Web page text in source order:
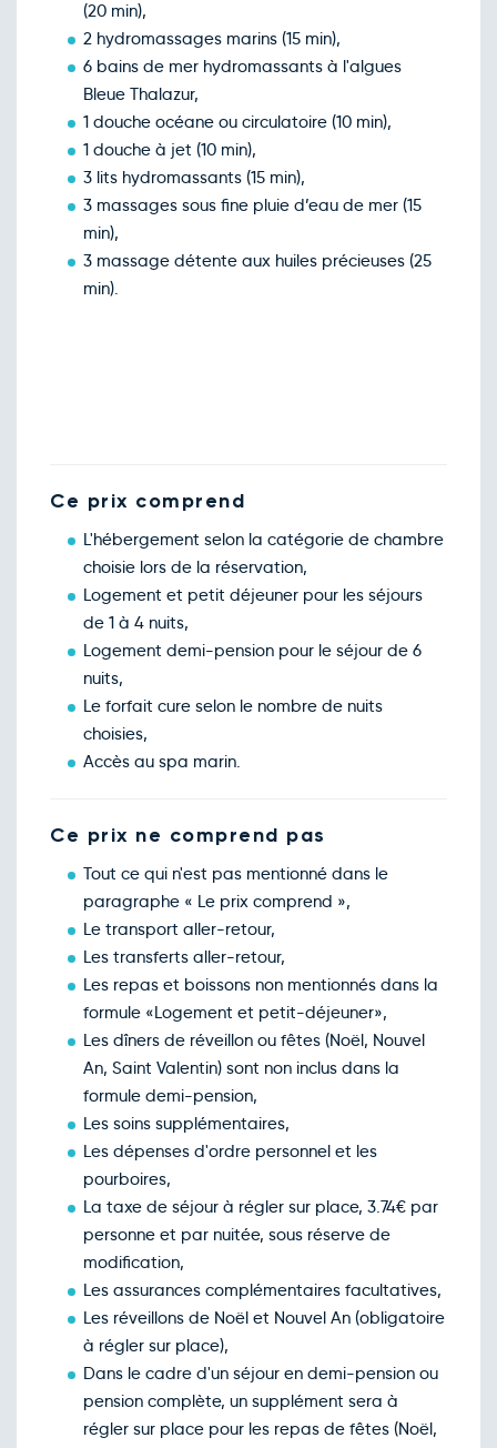
(20 min),
2 hydromassages marins (15 min),
6 bains de mer hydromassants à l'algues
Bleue Thalazur,
1 douche océane ou circulatoire (10 min),
1 douche à jet (10 min),
3 lits hydromassants (15 min),
3 massages sous fine pluie d’eau de mer (15
min),
3 massage détente aux huiles précieuses (25
min).
Ce prix comprend
L'hébergement selon la catégorie de chambre
choisie lors de la réservation,
Logement et petit déjeuner pour les séjours
de 1 à 4 nuits,
Logement demi-pension pour le séjour de 6
nuits,
Le forfait cure selon le nombre de nuits
choisies,
Accès au spa marin.
Ce prix ne comprend pas
Tout ce qui n'est pas mentionné dans le
paragraphe « Le prix comprend »,
Le transport aller-retour,
Les transferts aller-retour,
Les repas et boissons non mentionnés dans la
formule «Logement et petit-déjeuner»,
Les dîners de réveillon ou fêtes (Noël, Nouvel
An, Saint Valentin) sont non inclus dans la
formule demi-pension,
Les soins supplémentaires,
Les dépenses d'ordre personnel et les
pourboires,
La taxe de séjour à régler sur place, 3.74€ par
personne et par nuitée, sous réserve de
modification,
Les assurances complémentaires facultatives,
Les réveillons de Noël et Nouvel An (obligatoire
à régler sur place),
Dans le cadre d'un séjour en demi-pension ou
pension complète, un supplément sera à
régler sur place pour les repas de fêtes (Noël,